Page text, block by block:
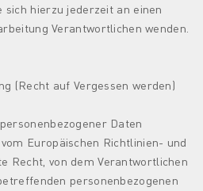
sich hierzu jederzeit an einen
Verantwortlichen wenden.
(Recht auf Vergessen werden)
Daten
Europäischen Richtlinien- und
Recht, von dem Verantwortlichen
personenbezogenen